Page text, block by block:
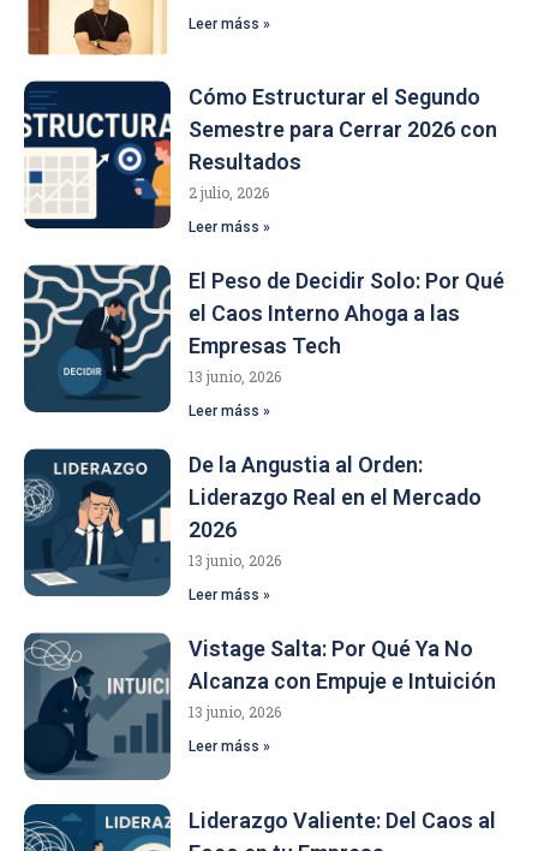
Leer máss »
Cómo Estructurar el Segundo
Semestre para Cerrar 2026 con
Resultados
2 julio, 2026
Leer máss »
El Peso de Decidir Solo: Por Qué
el Caos Interno Ahoga a las
Empresas Tech
13 junio, 2026
Leer máss »
De la Angustia al Orden:
Liderazgo Real en el Mercado
2026
13 junio, 2026
Leer máss »
Vistage Salta: Por Qué Ya No
Alcanza con Empuje e Intuición
13 junio, 2026
Leer máss »
Liderazgo Valiente: Del Caos al